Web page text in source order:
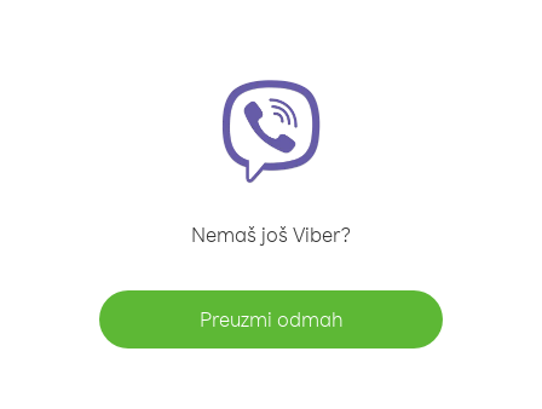
Nemaš još Viber?
Preuzmi odmah